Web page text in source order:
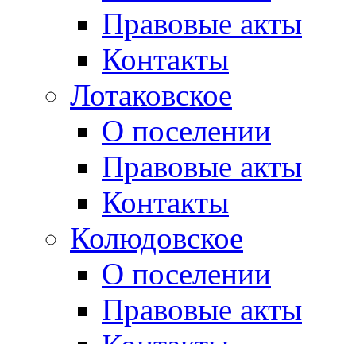
Правовые акты
Контакты
Лотаковское
О поселении
Правовые акты
Контакты
Колюдовское
О поселении
Правовые акты